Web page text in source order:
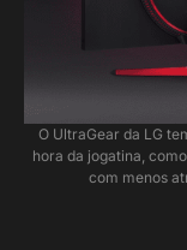
O UltraGear da LG
hora da jogatina,
com menos